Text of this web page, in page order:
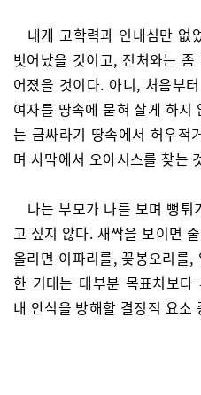
내게 고학력과 인내심만 없
벗어났을 것이고, 전처와는
어졌을 것이다. 아니, 처음부
여자를 땅속에 묻혀 살게 하지
는 금싸라기 땅속에서 허우적
며 사막에서 오아시스를 찾는
나는 부모가 나를 보며 뻥
고 싶지 않다. 새싹을 보이면
올리면 이파리를, 꽃봉오리를
한 기대는 대부분 목표치보
내 안식을 방해할 결정적 요소